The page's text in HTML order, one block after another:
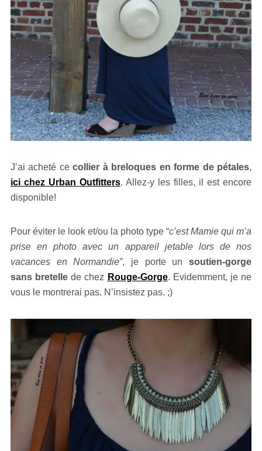
J’ai acheté cecollier à breloques en forme de pétales,
ici chez Urban Outfitters. Allez-y les filles, il est encore
disponible!
Pour éviter le look et/ou la photo type “c’est Mamie qui m’a
prise en photo avec un appareil jetable lors de nos
vacances en Normandie”, je porte unsoutien-gorge
sans bretelle de chez Rouge-Gorge. Evidemment, je ne
vous le montrerai pas. N’insistez pas. ;)